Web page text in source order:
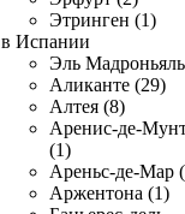
Этринген (1)
в Испании
Эль
Аликанте (29)
Алтея (8)
Аренис-де-
(1)
Ареньс-де-Мар
Аржентона (1)